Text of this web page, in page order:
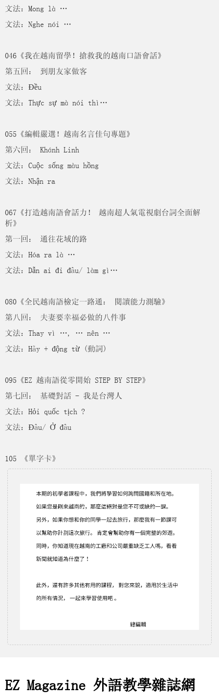
文法：Mong là …
文法：Nghe nói …
046《我在越南留學！搶救我的越南口語會話》
第五回： 到朋友家做客
文法：Đều
文法：Thực sự mà nói thì…
055《編輯嚴選！越南名言佳句專題》
第六回： Khánh Linh
文法：Cuộc sống màu hồng
文法：Nhận ra
067《打造越南語會話力！ 越南超人氣電視劇台詞全面解
析》
第一回： 通往花域的路
文法：Hóa ra là …
文法：Dẫn ai đi đâu/ làm gì…
080《全民越南語檢定一路通： 閱讀能力測驗》
第八回： 夫妻要幸福必做的八件事
文法：Thay vì …, … nên …
文法：Hãy + động từ (動詞)
095《EZ 越南語從零開始 STEP BY STEP》
第七回： 基礎對話 - 我是台灣人
文法：Hỏi quốc tịch ?
文法：Đâu/ Ở đâu
105 《單字卡》
EZ Magazine 外語教學雜誌網